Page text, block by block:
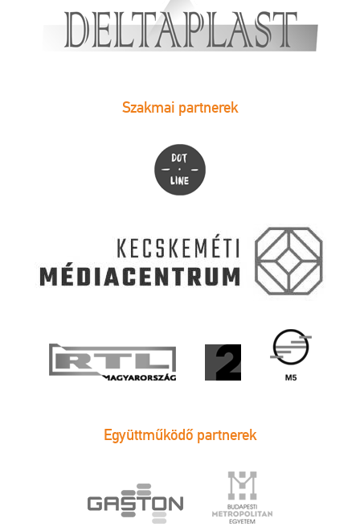
Szakmai partnerek
Együttműködő partnerek